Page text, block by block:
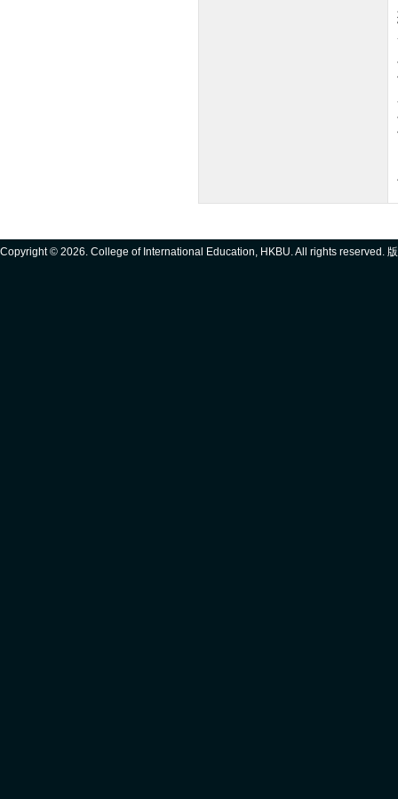
Copyright © 2026. College of International Education, HKBU. All rights reserved.